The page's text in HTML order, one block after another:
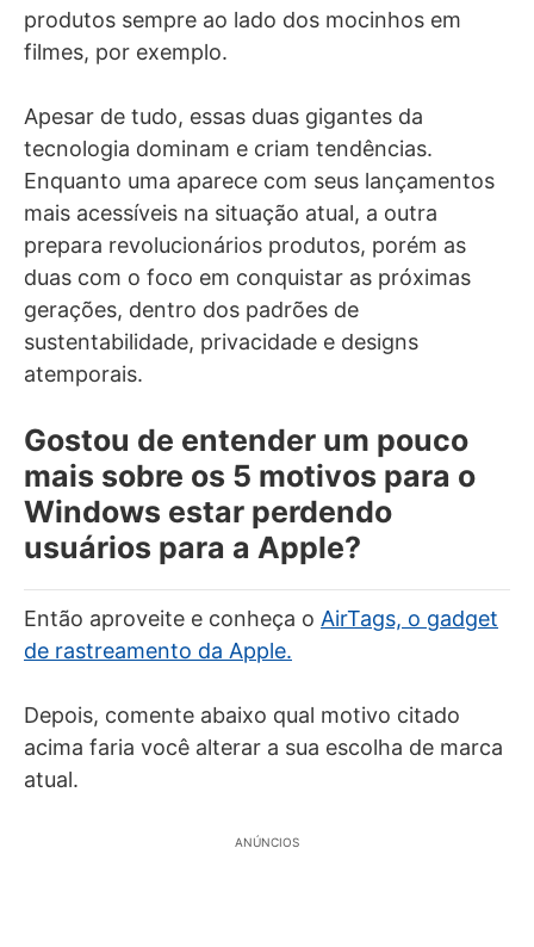
produtos sempre ao lado dos mocinhos em
filmes, por exemplo.
Apesar de tudo, essas duas gigantes da
tecnologia dominam e criam tendências.
Enquanto uma aparece com seus lançamentos
mais acessíveis na situação atual, a outra
prepara revolucionários produtos, porém as
duas com o foco em conquistar as próximas
gerações, dentro dos padrões de
sustentabilidade, privacidade e designs
atemporais.
Gostou de entender um pouco
mais sobre os 5 motivos para o
Windows estar perdendo
usuários para a Apple?
Então aproveite e conheça o AirTags, o gadget
de rastreamento da Apple.
Depois, comente abaixo qual motivo citado
acima faria você alterar a sua escolha de marca
atual.
ANÚNCIOS